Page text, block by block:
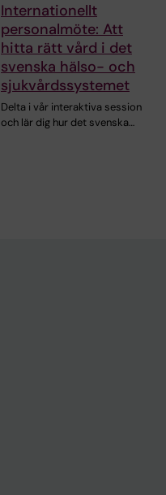
Internationellt
personalmöte: Att
hitta rätt vård i det
svenska hälso- och
sjukvårdssystemet
Delta i vår interaktiva session
och lär dig hur det svenska…